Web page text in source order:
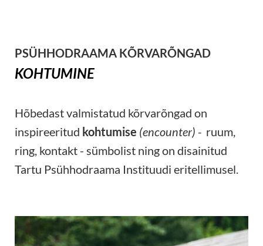
PSÜHHODRAAMA KÕRVARÕNGAD
KOHTUMINE
Hõbedast valmistatud kõrvarõngad on
inspireeritud kohtumise (encounter) - ruum,
ring, kontakt - sümbolist ning on disainitud
Tartu Psühhodraama Instituudi eritellimusel.